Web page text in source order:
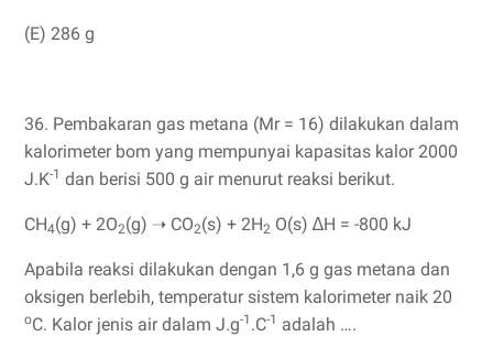
(E) 286 g
36. Pembakaran gas metana (Mr = 16) dilakukan dalam
kalorimeter bom yang mempunyai kapasitas kalor 2000
J.K-1 dan berisi 500 g air menurut reaksi berikut.
CH4(g) + 2O2(g) ➝ CO2(s) + 2H2 O(s) ∆H = -800 kJ
Apabila reaksi dilakukan dengan 1,6 g gas metana dan
oksigen berlebih, temperatur sistem kalorimeter naik 20
oC. Kalor jenis air dalam J.g-1 .C-1 adalah ….